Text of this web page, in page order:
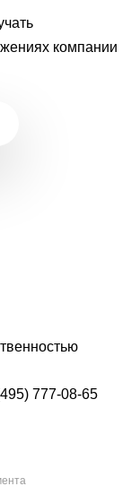
компании
777-08-65